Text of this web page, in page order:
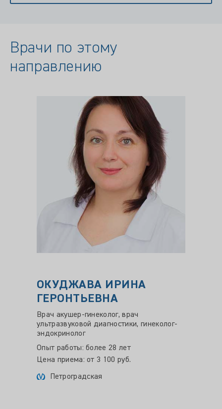
Врачи по этому
направлению
ОКУДЖАВА ИРИНА
ГЕРОНТЬЕВНА
Врач акушер-гинеколог, врач
ультразвуковой диагностики, гинеколог-
эндокринолог
Опыт работы: более 28 лет
Цена приема: от 3 100 руб.
Петроградская